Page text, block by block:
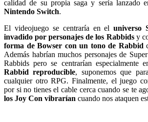
calidad de su propia saga y sería lanzado
Nintendo Switch.
El videojuego se centraría en eluniverso
invadido por personajes de los Rabbidsy
forma de Bowser con un tono de Rabbid
Además habrían muchos personajes de
Rabbids pero se centrarían especialmente
Rabbid reproducible, suponemos que
cualquier otro RPG. Finalmente, el juego
por si no tienes el cable cerca cuando se te
los Joy Con vibrarían cuando nos ataquen